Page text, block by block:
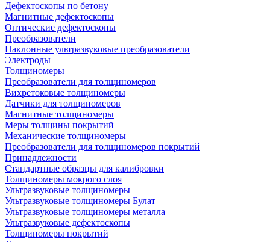
Дефектоскопы по бетону
Магнитные дефектоскопы
Оптические дефектоскопы
Преобразователи
Наклонные ультразвуковые преобразователи
Электроды
Толщиномеры
Преобразователи для толщиномеров
Вихретоковые толщиномеры
Датчики для толщиномеров
Магнитные толщиномеры
Меры толщины покрытий
Механические толщиномеры
Преобразователи для толщиномеров покрытий
Принадлежности
Стандартные образцы для калибровки
Толщиномеры мокрого слоя
Ультразвуковые толщиномеры
Ультразвуковые толщиномеры Булат
Ультразвуковые толщиномеры металла
Ультразвуковые дефектоскопы
Толщиномеры покрытий